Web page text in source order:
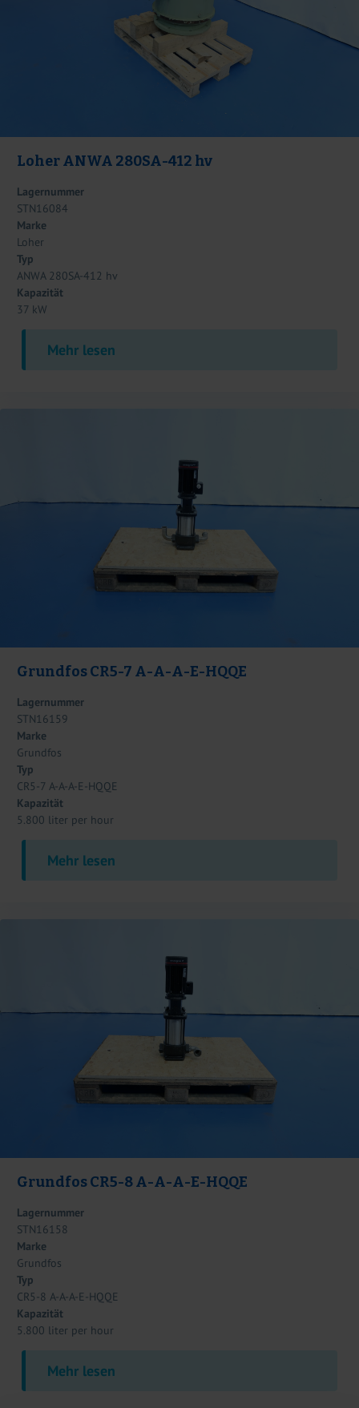
Loher ANWA 280SA-412 hv
Lagernummer
STN16084
Marke
Loher
Typ
ANWA 280SA-412 hv
Kapazität
37 kW
Mehr lesen
Grundfos CR5-7 A-A-A-E-HQQE
Lagernummer
STN16159
Marke
Grundfos
Typ
CR5-7 A-A-A-E-HQQE
Kapazität
5.800 liter per hour
Mehr lesen
Grundfos CR5-8 A-A-A-E-HQQE
Lagernummer
STN16158
Marke
Grundfos
Typ
CR5-8 A-A-A-E-HQQE
Kapazität
5.800 liter per hour
Mehr lesen